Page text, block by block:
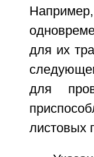
для их
для
листовых